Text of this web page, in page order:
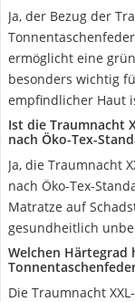
Ja, der Bezug der
ermöglicht eine
besonders wichtig
empfindlicher Haut
Ist die Traumnacht
nach Öko-Tex-
Ja, die Traumnacht
nach Öko-Tex-
Matratze auf
gesundheitlich
Welchen Härtegrad
Die Traumnacht